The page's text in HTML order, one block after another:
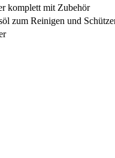
komplett mit Zubehör
zum Reinigen und